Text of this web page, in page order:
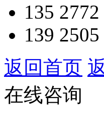
135
139
返回首页
在线咨询